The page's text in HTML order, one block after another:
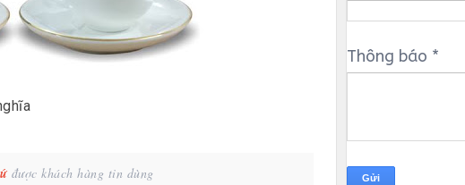
được khách hàng tin dùng
Thông báo *